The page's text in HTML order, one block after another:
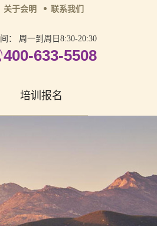
关于会明 联系我们
： 周一到周日8:30-20:30
400-633-5508
培训报名
张艳萍首席咨询师